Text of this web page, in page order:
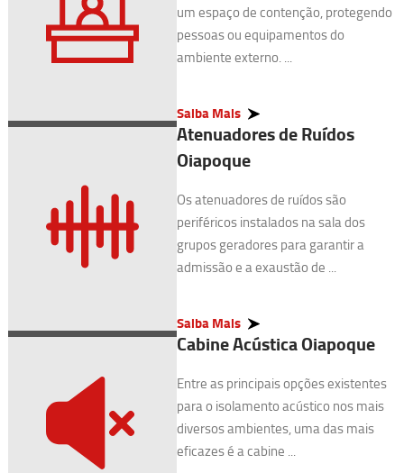
um espaço de contenção, protegendo
pessoas ou equipamentos do
ambiente externo. ...
Saiba Mais
Atenuadores de Ruídos
Oiapoque
Os atenuadores de ruídos são
periféricos instalados na sala dos
grupos geradores para garantir a
admissão e a exaustão de ...
Saiba Mais
Cabine Acústica Oiapoque
Entre as principais opções existentes
para o isolamento acústico nos mais
diversos ambientes, uma das mais
eficazes é a cabine ...